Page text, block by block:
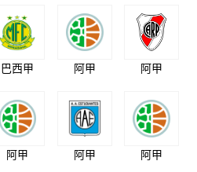
巴西甲 阿甲 阿甲
阿甲 阿甲 阿甲